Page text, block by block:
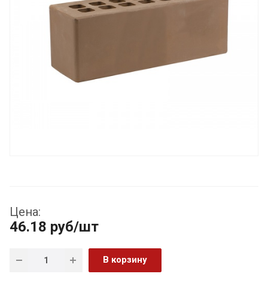
Цена:
46.18 руб/шт
В корзину